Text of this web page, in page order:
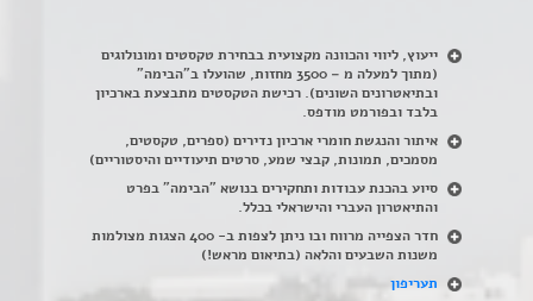
ייעוץ, ליווי והכוונה מקצועית בבחירת טקסטים ומונולוגים
(מתוך למעלה מ – 3500 מחזות, שהועלו ב"הבימה"
ובתיאטרונים השונים). רכישת הטקסטים מתבצעת בארכיון
בלבד ובפורמט מודפס.
איתור והנגשת חומרי ארכיון נדירים (ספרים, טקסטים,
מסמכים, תמונות, קבצי שמע, סרטים תיעודיים והיסטוריים)
סיוע בהכנת עבודות ותחקירים בנושא "הבימה" בפרט
והתיאטרון העברי והישראלי בכלל.
חדר הצפייה מרווח ובו ניתן לצפות ב- 400 הצגות מצולמות
משנות השבעים והלאה (בתיאום מראש!)
תעריפון